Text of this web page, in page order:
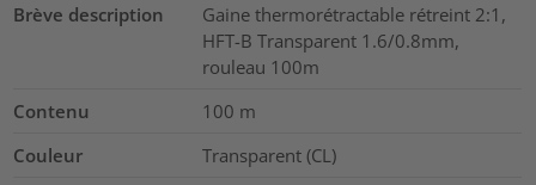
Brève description
Gaine thermorétractable rétreint 2:1,
HFT-B Transparent 1.6/0.8mm,
rouleau 100m
Contenu
100 m
Couleur
Transparent (CL)